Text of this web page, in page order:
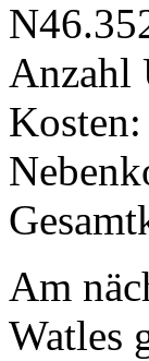
Anzahl
Am
Watles